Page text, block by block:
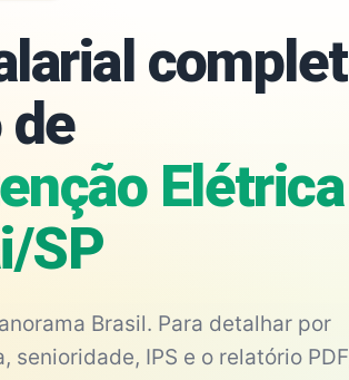
de
SP
Brasil. Para detalhar por
IPS e o relatório